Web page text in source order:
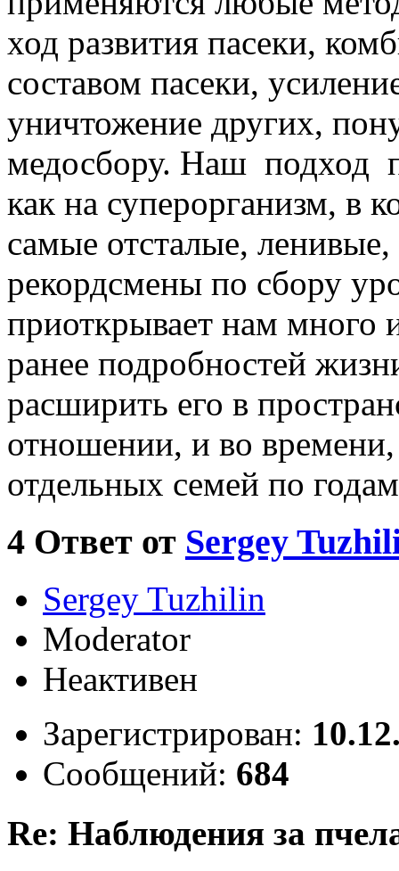
ход развития пасеки,
составом пасеки,
уничтожение других,
медосбору. Наш подход
как на суперорганизм, в
самые отсталые,
рекордсмены по сбору
приоткрывает нам много
ранее подробностей
расширить его в
отношении, и во
отдельных семей по
4 Ответ от Sergey
Sergey Tuzhilin
Moderator
Неактивен
Зарегистрирован:
Сообщений: 684
Re: Наблюдения за